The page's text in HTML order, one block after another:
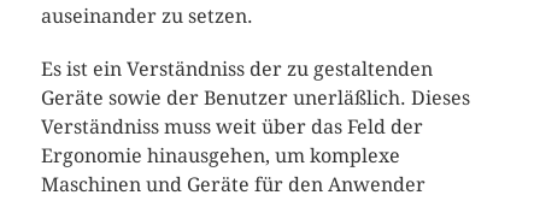
auseinander zu setzen.
Es ist ein Verständniss der zu gestaltenden
Geräte sowie der Benutzer unerläßlich. Dieses
Verständniss muss weit über das Feld der
Ergonomie hinausgehen, um komplexe
Maschinen und Geräte für den Anwender